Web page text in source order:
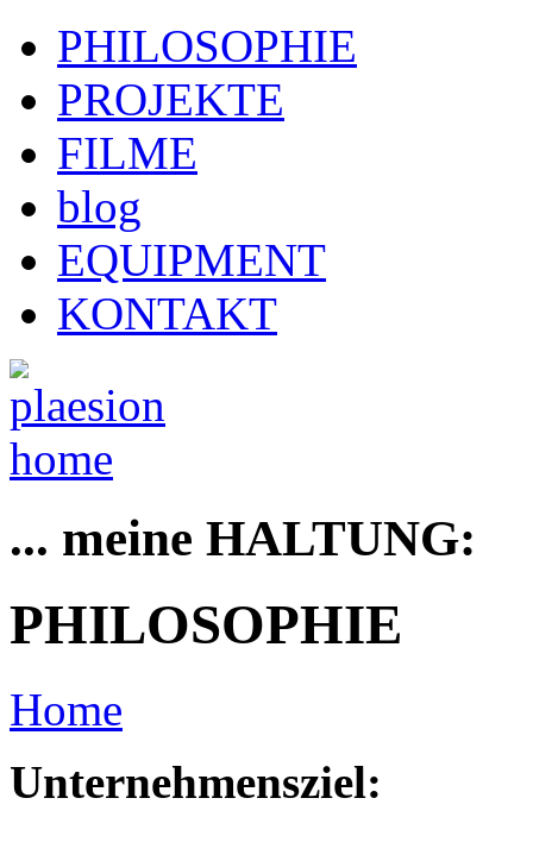
PHILOSOPHIE
PROJEKTE
FILME
blog
EQUIPMENT
KONTAKT
... meine HALTUNG:
PHILOSOPHIE
Home
Unternehmensziel: